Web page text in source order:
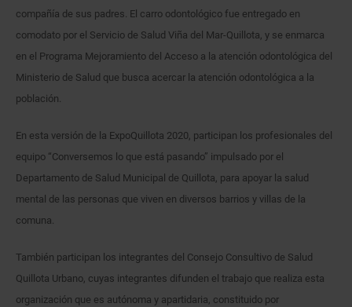
compañía de sus padres. El carro odontológico fue entregado en
comodato por el Servicio de Salud Viña del Mar-Quillota, y se enmarca
en el Programa Mejoramiento del Acceso a la atención odontológica del
Ministerio de Salud que busca acercar la atención odontológica a la
población.
En esta versión de la ExpoQuillota 2020, participan los profesionales del
equipo “Conversemos lo que está pasando” impulsado por el
Departamento de Salud Municipal de Quillota, para apoyar la salud
mental de las personas que viven en diversos barrios y villas de la
comuna.
También participan los integrantes del Consejo Consultivo de Salud
Quillota Urbano, cuyas integrantes difunden el trabajo que realiza esta
organización que es autónoma y apartidaria, constituido por